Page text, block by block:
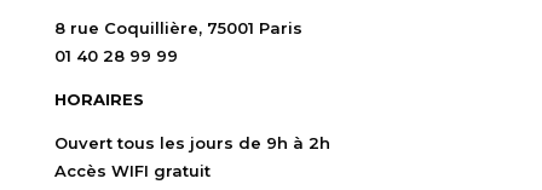
8 rue Coquillière, 75001 Paris
01 40 28 99 99
HORAIRES
Ouvert tous les jours de 9h à 2h
Accès WIFI gratuit